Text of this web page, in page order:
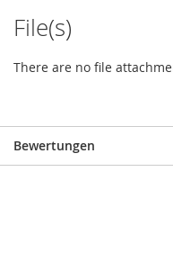
File(s)
There are no file
Bewertungen